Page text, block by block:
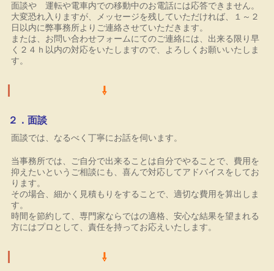
面談や 運転や電車内での移動中のお電話には応答できません。
大変恐れ入りますが、メッセージを残していただければ、１～２
日以内に弊事務所よりご連絡させていただきます。
または、お問い合わせフォームにてのご連絡には、出来る限り早
く２４ｈ以内の対応をいたしますので、よろしくお願いいたしま
す。
⇩
２．面談
面談では、なるべく丁寧にお話を伺います。
当事務所では、ご自分で出来ることは自分でやることで、費用を
抑えたいというご相談にも、喜んで対応してアドバイスをしてお
ります。
その場合、細かく見積もりをすることで、適切な費用を算出しま
す。
時間を節約して、専門家ならではの適格、安心な結果を望まれる
方にはプロとして、責任を持ってお応えいたします。
⇩